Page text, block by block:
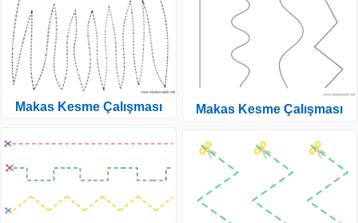
Makas Kesme Çalışması Makas Kesme Çalışması